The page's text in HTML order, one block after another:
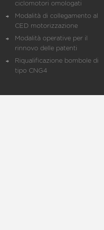
ciclomotori omologati
Modalità di collegamento al
CED motorizzazione
Modalità operative per il
rinnovo delle patenti
Riqualificazione bombole di
tipo CNG4